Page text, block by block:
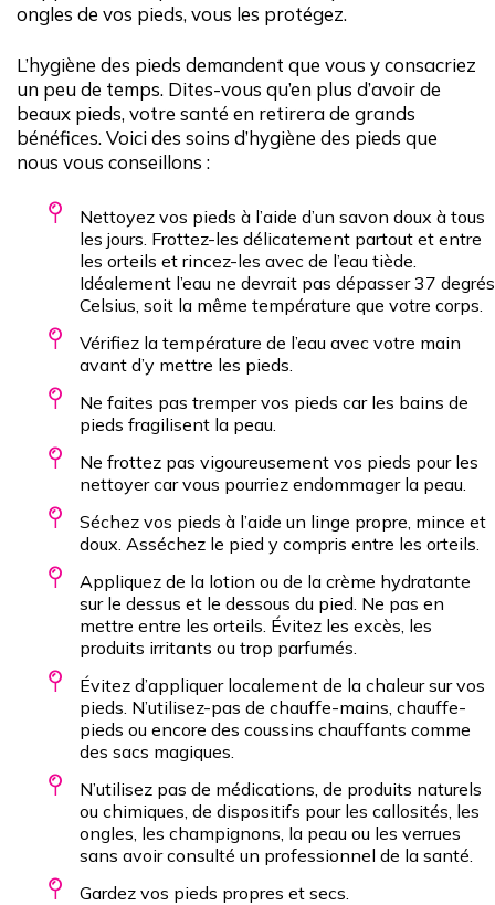
de vos pieds.
Marquez les zones de rougeur avec un
R.
Marquez les zones de callosités avec un
C.
Marque les éraflures, les ampoules ou
les ulcères avec unU.
Marquez les changements de forme
avec unF.
Télécharger un modèle de Journal de bord
ongles de vos pieds, vous les protégez.
L’hygiène des pieds demandent que vous y consacriez
un peu de temps. Dites-vous qu’en plus d’avoir de
beaux pieds, votre santé en retirera de grands
bénéfices. Voici des soins d’hygiène des pieds que
nous vous conseillons :
Nettoyez vos pieds à l’aide d’un savon doux à tous
les jours. Frottez-les délicatement partout et entre
les orteils et rincez-les avec de l’eau tiède.
Idéalement l’eau ne devrait pas dépasser 37 degrés
Celsius, soit la même température que votre corps.
Vérifiez la température de l’eau avec votre main
avant d’y mettre les pieds.
Ne faites pas tremper vos pieds car les bains de
pieds fragilisent la peau.
Ne frottez pas vigoureusement vos pieds pour les
nettoyer car vous pourriez endommager la peau.
Séchez vos pieds à l’aide un linge propre, mince et
doux. Asséchez le pied y compris entre les orteils.
Appliquez de la lotion ou de la crème hydratante
sur le dessus et le dessous du pied. Ne pas en
mettre entre les orteils. Évitez les excès, les
produits irritants ou trop parfumés.
Évitez d’appliquer localement de la chaleur sur vos
pieds. N’utilisez-pas de chauffe-mains, chauffe-
pieds ou encore des coussins chauffants comme
des sacs magiques.
N’utilisez pas de médications, de produits naturels
ou chimiques, de dispositifs pour les callosités, les
ongles, les champignons, la peau ou les verrues
sans avoir consulté un professionnel de la santé.
Gardez vos pieds propres et secs.